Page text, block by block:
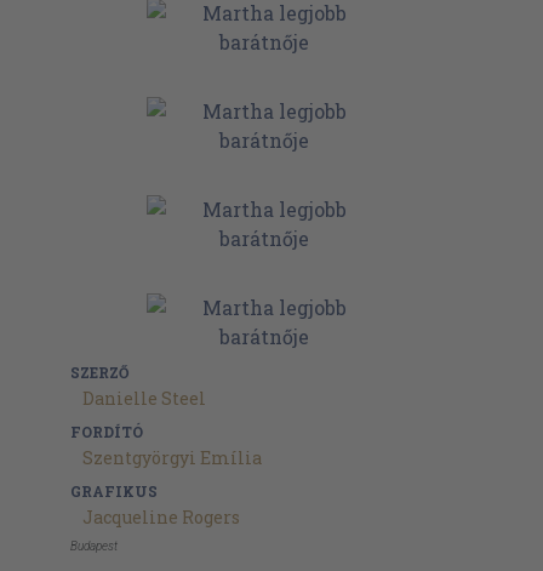
SZERZŐ
Danielle Steel
FORDÍTÓ
Szentgyörgyi Emília
GRAFIKUS
Jacqueline Rogers
Budapest